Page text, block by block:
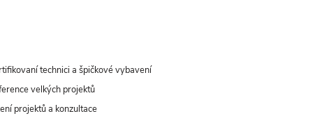
technici a špičkové vybavení
velkých projektů
projektů a konzultace